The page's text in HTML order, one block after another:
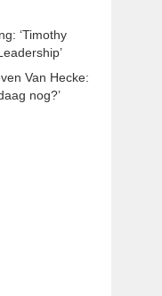
‘Timothy
Van Hecke:
nog?’